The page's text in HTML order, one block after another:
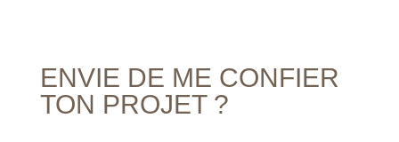
ENVIE DE ME CONFIER
TON PROJET ?